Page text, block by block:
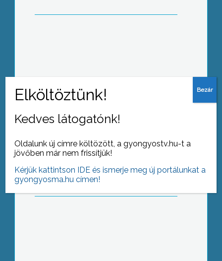
A turisztika és a mikrovállalkozások
fejlesztési, és ezek finanszírozási
Abasáron
Kedves látogatónk!
Oldalunk új címre költözött, a gyongyostv.hu-t a
jövőben már nem frissítjük!
Kérjük kattintson IDE és ismerje meg új portálunkat a
gyongyosma.hu címen!